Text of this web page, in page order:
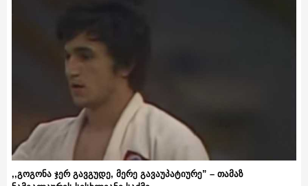
,,გოგონა ჯერ გავგუდე, მერე გავაუპატიურე” – თამაზ